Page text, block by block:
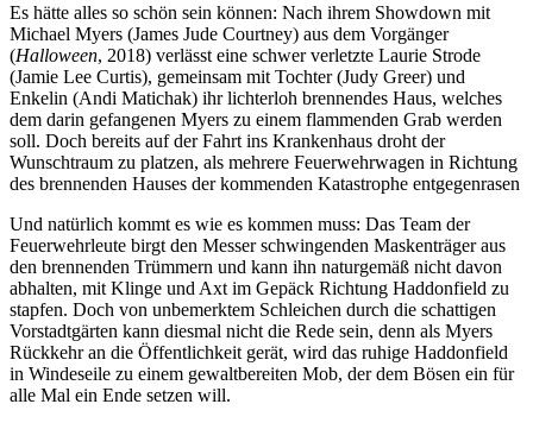
Es hätte alles so schön sein können: Nach ihrem Showdown mit
Michael Myers (James Jude Courtney) aus dem Vorgänger
(Halloween, 2018) verlässt eine schwer verletzte Laurie Strode
(Jamie Lee Curtis), gemeinsam mit Tochter (Judy Greer) und
Enkelin (Andi Matichak) ihr lichterloh brennendes Haus, welches
dem darin gefangenen Myers zu einem flammenden Grab werden
soll. Doch bereits auf der Fahrt ins Krankenhaus droht der
Wunschtraum zu platzen, als mehrere Feuerwehrwagen in Richtung
des brennenden Hauses der kommenden Katastrophe entgegenrasen
Und natürlich kommt es wie es kommen muss: Das Team der
Feuerwehrleute birgt den Messer schwingenden Maskenträger aus
den brennenden Trümmern und kann ihn naturgemäß nicht davon
abhalten, mit Klinge und Axt im Gepäck Richtung Haddonfield zu
stapfen. Doch von unbemerktem Schleichen durch die schattigen
Vorstadtgärten kann diesmal nicht die Rede sein, denn als Myers
Rückkehr an die Öffentlichkeit gerät, wird das ruhige Haddonfield
in Windeseile zu einem gewaltbereiten Mob, der dem Bösen ein für
alle Mal ein Ende setzen will.